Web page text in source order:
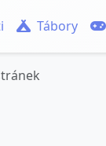
Tábory